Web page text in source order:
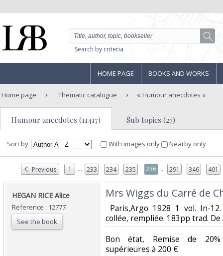
Search by criteria
HOME PAGE BOOKS AND WORKS
Home page Thematic catalogue Humour anecdotes
Humour anecdotes (11417) Sub topics (27)
Sort by With images only Nearby only
Previous 1 ... 233 234 235 236 ... 291 346 401
‎HEGAN RICE Alice‎
Reference : 12777
See the book
‎Mrs Wiggs du Carré de
Paris,Argo 1928 1 vol. In-
collée, rempliée. 183pp trad. De
‎Bon état, Remise de
supérieures à 200 €‎